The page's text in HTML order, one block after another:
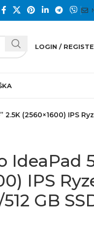
LOGIN /
(2560×1600) IPS
IdeaPad
IPS
GB